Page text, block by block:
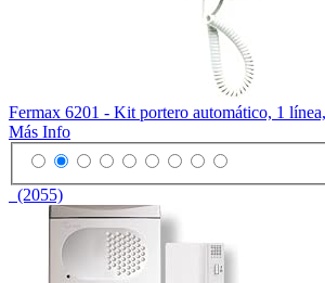
Fermax 6201 - Kit portero automático, 1
Más Info
(2055)